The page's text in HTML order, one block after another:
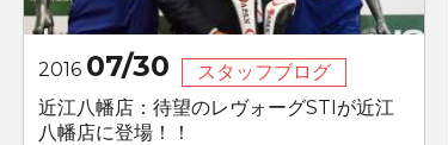
2016 07/30
スタッフブログ
近江八幡店：待望のレヴォーグSTIが近江
八幡店に登場！！